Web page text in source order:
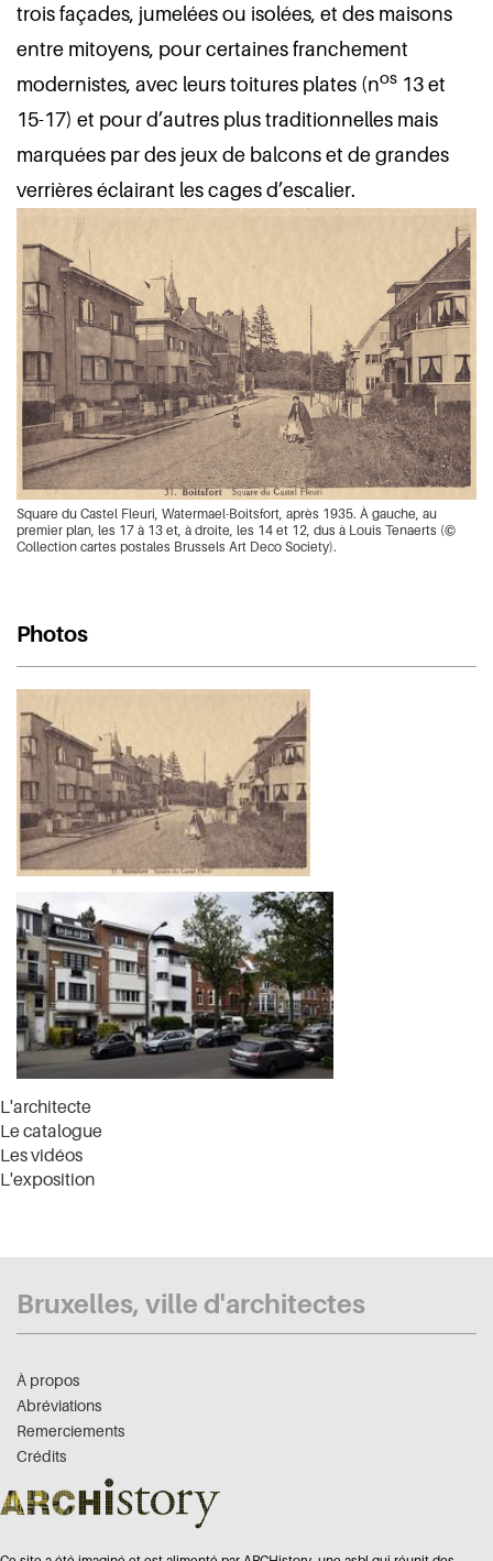
trois façades, jumelées ou isolées, et des maisons
entre mitoyens, pour certaines franchement
modernistes, avec leurs toitures plates (nos 13 et
15-17) et pour d’autres plus traditionnelles mais
marquées par des jeux de balcons et de grandes
verrières éclairant les cages d’escalier.
Square du Castel Fleuri, Watermael-Boitsfort, après 1935. À gauche, au
premier plan, les 17 à 13 et, à droite, les 14 et 12, dus à Louis Tenaerts (©
Collection cartes postales Brussels Art Deco Society).
Photos
L'architecte
Le catalogue
Les vidéos
L'exposition
Bruxelles, ville d'architectes
À propos
Abréviations
Remerciements
Crédits